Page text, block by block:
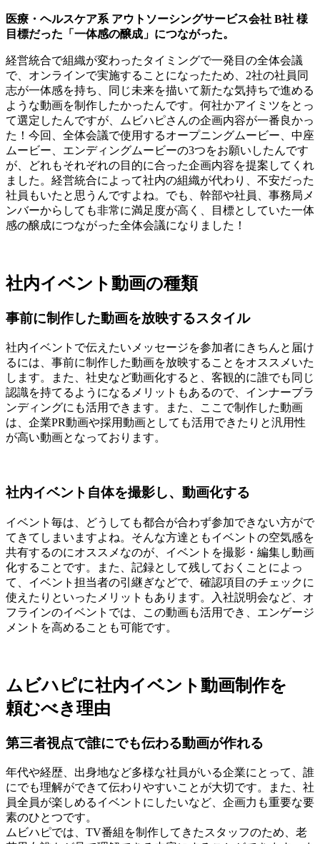
医療・ヘルスケア系 アウトソーシングサービス会社 B社 様
目標だった「一体感の醸成」につながった。
経営統合で組織が変わったタイミングで一発目の全体会議
で、オンラインで実施することになったため、2社の社員同
志が一体感を持ち、同じ未来を描いて新たな気持ちで進める
ような動画を制作したかったんです。何社かアイミツをとっ
て選定したんですが、ムビハピさんの企画内容が一番良かっ
た！今回、全体会議で使用するオープニングムービー、中座
ムービー、エンディングムービーの3つをお願いしたんです
が、どれもそれぞれの目的に合った企画内容を提案してくれ
ました。経営統合によって社内の組織が代わり、不安だった
社員もいたと思うんですよね。でも、幹部や社員、事務局メ
ンバーからしても非常に満足度が高く、目標としていた一体
感の醸成につながった全体会議になりました！
社内イベント動画の種類
事前に制作した動画を放映するスタイル
社内イベントで伝えたいメッセージを参加者にきちんと届け
るには、事前に制作した動画を放映することをオススメいた
します。また、社史など動画化すると、客観的に誰でも同じ
認識を持てるようになるメリットもあるので、インナーブラ
ンディングにも活用できます。また、ここで制作した動画
は、企業PR動画や採用動画としても活用できたりと汎用性
が高い動画となっております。
社内イベント自体を撮影し、動画化する
イベント毎は、どうしても都合が合わず参加できない方がで
てきてしまいますよね。そんな方達ともイベントの空気感を
共有するのにオススメなのが、イベントを撮影・編集し動画
化することです。また、記録として残しておくことによっ
て、イベント担当者の引継ぎなどで、確認項目のチェックに
使えたりといったメリットもあります。入社説明会など、オ
フラインのイベントでは、この動画も活用でき、エンゲージ
メントを高めることも可能です。
ムビハピに社内イベント動画制作を
頼むべき理由
第三者視点で誰にでも伝わる動画が作れる
年代や経歴、出身地など多様な社員がいる企業にとって、誰
にでも理解ができて伝わりやすいことが大切です。また、社
員全員が楽しめるイベントにしたいなど、企画力も重要な要
素のひとつです。
ムビハピでは、TV番組を制作してきたスタッフのため、老